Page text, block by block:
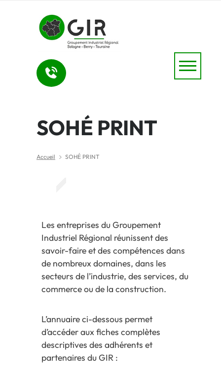
SOHÉ PRINT
Accueil SOHÉ PRINT
Les entreprises du Groupement
Industriel Régional réunissent des
savoir-faire et des compétences dans
de nombreux domaines, dans les
secteurs de l’industrie, des services, du
commerce ou de la construction.
L’annuaire ci-dessous permet
d’accéder aux fiches complètes
descriptives des adhérents et
partenaires du GIR :